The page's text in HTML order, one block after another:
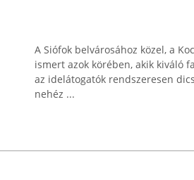
A Siófok belvárosához közel, a
ismert azok körében, akik kiváló
az idelátogatók rendszeresen
nehéz ...